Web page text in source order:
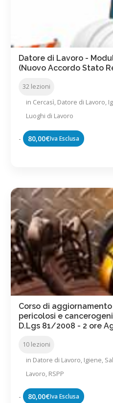
Datore di Lavoro -
(Nuovo Accordo Stato
32 lezioni
in Cercasì, Datore di Lavoro,
Luoghi di Lavoro
- 80,00€Iva Esclusa
Corso di
pericolosi e
D.Lgs 81/2008 - 2 ore
10 lezioni
in Datore di Lavoro, Igiene,
Lavoro, RSPP
- 80,00€Iva Esclusa